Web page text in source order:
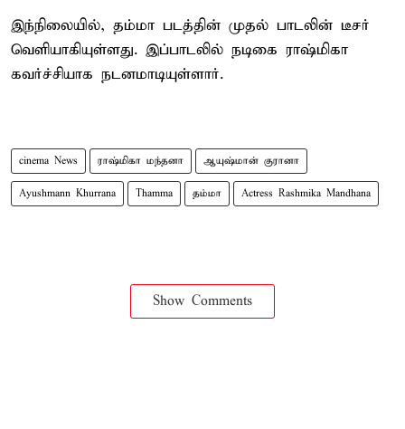
இந்நிலையில், தம்மா படத்தின் முதல் பாடலின் டீசர்
வெளியாகியுள்ளது. இப்பாடலில் நடிகை ராஷ்மிகா
கவர்ச்சியாக நடனமாடியுள்ளார்.
cinema News ராஷ்மிகா மந்தனா ஆயுஷ்மான் குரானா
Ayushmann Khurrana Thamma தம்மா Actress Rashmika Mandhana
Show Comments